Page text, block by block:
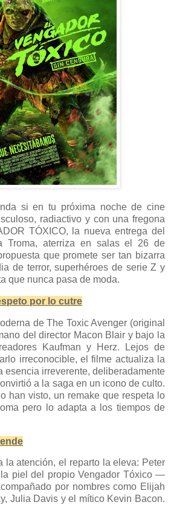
si en tu próxima noche de cine
radiactivo y con una fregona
TÓXICO, la nueva entrega del
Troma, aterriza en salas el 26 de
que promete ser tan bizarra
de terror, superhéroes de serie Z y
que nunca pasa de moda.
por lo cutre
de The Toxic Avenger (original
del director Macon Blair y bajo la
Kaufman y Herz. Lejos de
irreconocible, el filme actualiza la
esencia irreverente, deliberadamente
a la saga en un icono de culto.
han visto, un remake que respeta lo
pero lo adapta a los tiempos de
la atención, el reparto la eleva: Peter
piel del propio Vengador Tóxico —
por nombres como Elijah
Julia Davis y el mítico Kevin Bacon.